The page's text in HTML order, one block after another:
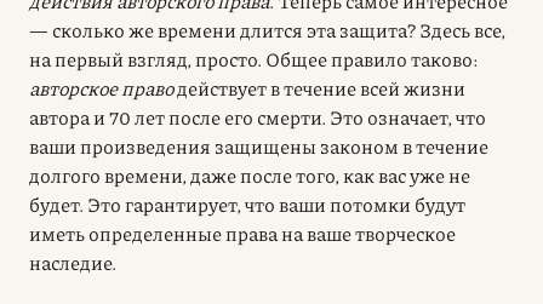
— сколько же времени длится эта защита? Здесь все,
на первый взгляд, просто. Общее правило таково:
авторское праводействует в течение всей жизни
автора и 70 лет после его смерти. Это означает, что
ваши произведения защищены законом в течение
долгого времени, даже после того, как вас уже не
будет. Это гарантирует, что ваши потомки будут
иметь определенные права на ваше творческое
наследие.